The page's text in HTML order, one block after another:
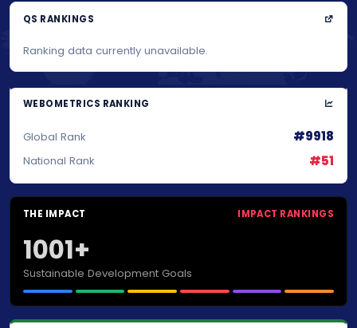
QS RANKINGS
Ranking data currently unavailable.
WEBOMETRICS RANKING
Global Rank #9918
National Rank #51
THE IMPACT IMPACT RANKINGS
1001+
Sustainable Development Goals